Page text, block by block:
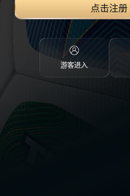
点击注册
游客进入